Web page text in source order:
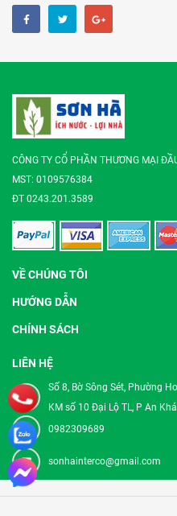
CÔNG TY CỔ PHẦN THƯƠNG MẠI
MST: 0109576384
ĐT 0243.201.3589
VỀ CHÚNG TÔI
HƯỚNG DẪN
CHÍNH SÁCH
LIÊN HỆ
Số 8, Bờ Sông Sét, Phường
KM số 10 Đại Lộ TL, P An
0982309689
sonhainterco@gmail.com